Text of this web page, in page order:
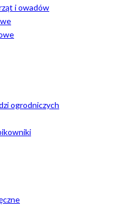
i owadów
ogrodniczych